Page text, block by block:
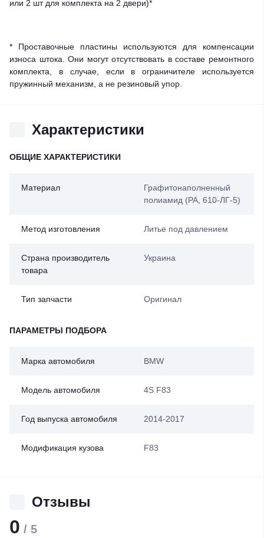
или 2 шт для комплекта на 2 двери)*
* Проставочные пластины используются для компенсации
износа штока. Они могут отсутствовать в составе ремонтного
комплекта, в случае, если в ограничителе используется
пружинный механизм, а не резиновый упор.
Характеристики
ОБЩИЕ ХАРАКТЕРИСТИКИ
Материал
Графитонаполненный
полиамид (PA, 610-ЛГ-5)
Метод изготовления Литье под давлением
Страна производитель
товара
Украина
Тип запчасти Оригинал
ПАРАМЕТРЫ ПОДБОРА
Марка автомобиля BMW
Модель автомобиля 4S F83
Год выпуска автомобиля 2014-2017
Модификация кузова F83
Отзывы
0 / 5